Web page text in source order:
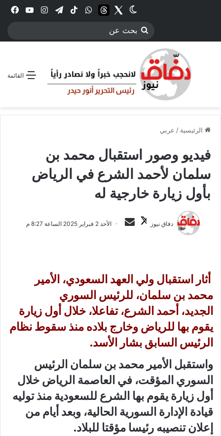
انستقرامتيلقرام‫TikTokواتسابthreadsTwitter
الوضع المظلم
بحث
القائمة
الرئيسية / عربي
فيديو وصور استقبال محمد بن
سلمان لأحمد الشرع في الرياض
بأول زيارة خارجية له
دفاق نيوز
ت
ل
ى
X
ر
د
ا
إ
ك
ت
و
ن
ي
الأحد 2 فبراير 2025 الساعة 8:27 م
أثار استقبال ولي العهد السعودي، الأمير
محمد بن سلمان، للرئيس السوري
الجديد، أحمد الشرع، تفاعلا، خلال أول زيارة
يقوم بها للرياض وخارج بلاده منذ سقوط نظام
الرئيس السابق بشار الأسد.
واستقبل الأمير محمد بن سلمان الرئيس
السوري المؤقت، في العاصمة الرياض خلال
أول زيارة يقوم بها الشرع للسعودية منذ توليه
قيادة الإدارة السورية الحالية، وبعد أيام من
إعلان تنصيبه رئيسا مؤقتا للبلاد.